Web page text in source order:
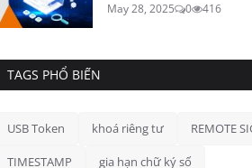
May 28, 2025 0 416
TAGS PHỔ BIẾN
USB Token khoá riêng tư REMOTE
TIMESTAMP gia hạn chữ ký số